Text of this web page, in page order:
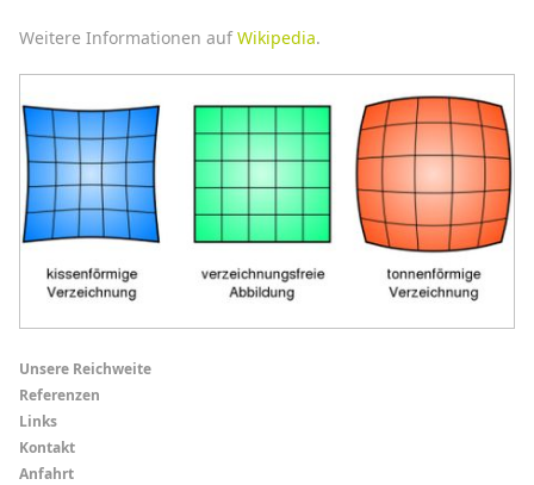
Weitere Informationen aufWikipedia.
Menü
Links
Unsere Reichweite
Referenzen
Links
Kontakt
Anfahrt